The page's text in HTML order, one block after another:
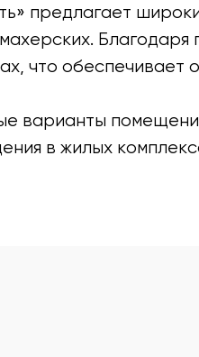
предлагает
что
варианты
в жилых